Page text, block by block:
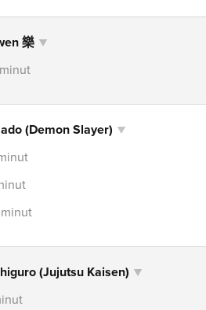
樂
(Demon Slayer)
(Jujutsu Kaisen)